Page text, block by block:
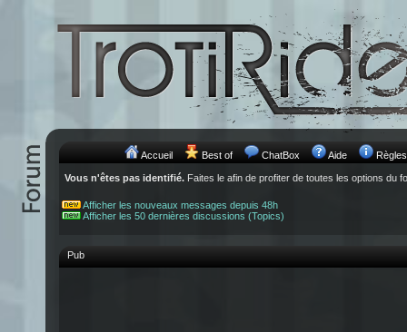
Accueil Best of ChatBox Aide Règles
Vous n'êtes pas identifié. Faites le afin de profiter de toutes les options du
Afficher les nouveaux messages depuis 48h
Afficher les 50 dernières discussions (Topics)
Pub